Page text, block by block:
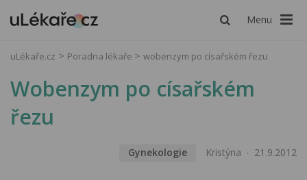
Menu
uLékaře.cz Poradna lékaře wobenzym po císařském řezu
Wobenzym po císařském
řezu
Gynekologie Kristýna 21.9.2012